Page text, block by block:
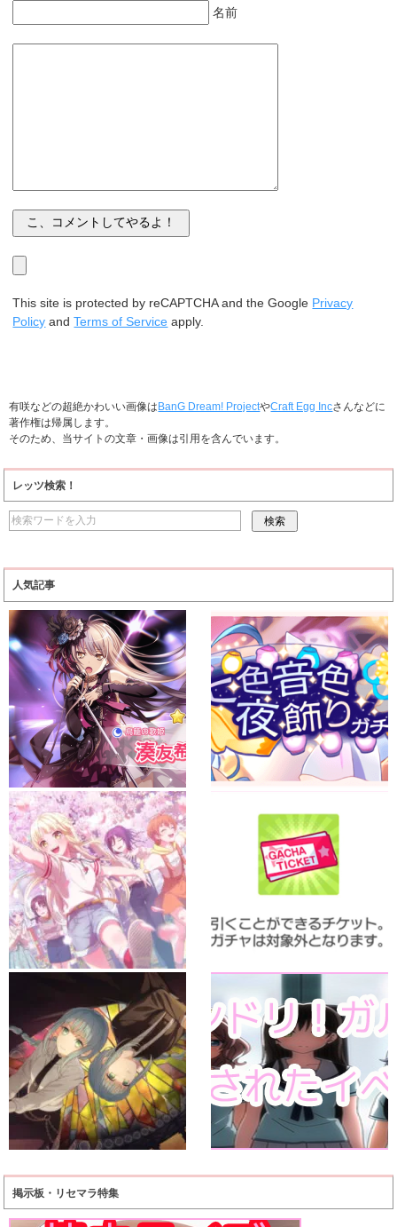
名前
This site is protected by reCAPTCHA and the Google Privacy
Policy andTerms of Service apply.
有咲などの超絶かわいい画像はBanG Dream! ProjectやCraft Egg Incさんなどに
著作権は帰属します。
そのため、当サイトの文章・画像は引用を含んでいます。
レッツ検索！
人気記事
掲示板・リセマラ特集